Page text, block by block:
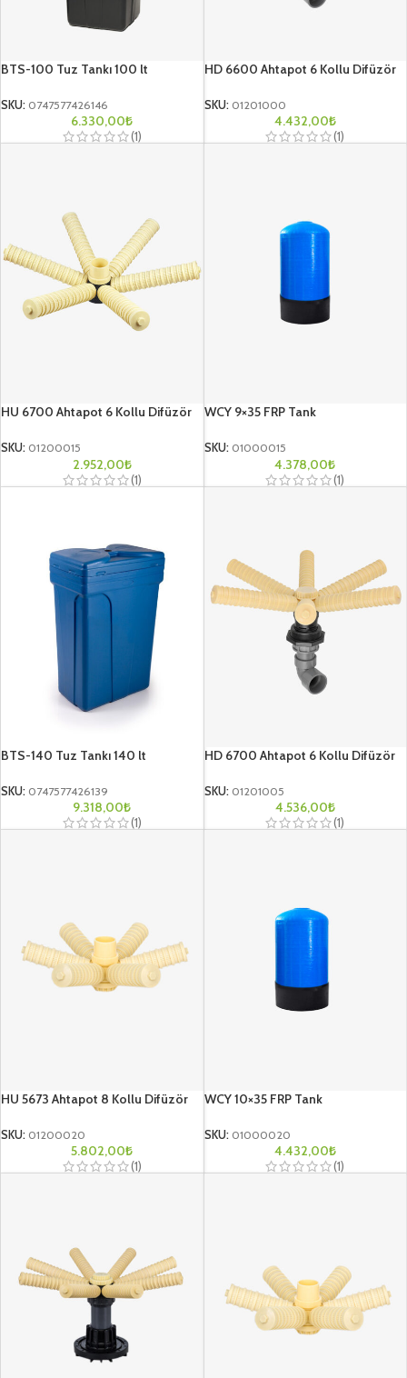
BTS-100 Tuz Tankı 100 lt
SKU: 0747577426146
6.330,00₺
(1)
HD 6600 Ahtapot 6 Kollu Difüzör
SKU: 01201000
4.432,00₺
(1)
HU 6700 Ahtapot 6 Kollu Difüzör
SKU: 01200015
2.952,00₺
(1)
WCY 9×35 FRP Tank
SKU: 01000015
4.378,00₺
(1)
BTS-140 Tuz Tankı 140 lt
SKU: 0747577426139
9.318,00₺
(1)
HD 6700 Ahtapot 6 Kollu Difüzör
SKU: 01201005
4.536,00₺
(1)
HU 5673 Ahtapot 8 Kollu Difüzör
SKU: 01200020
5.802,00₺
(1)
WCY 10×35 FRP Tank
SKU: 01000020
4.432,00₺
(1)